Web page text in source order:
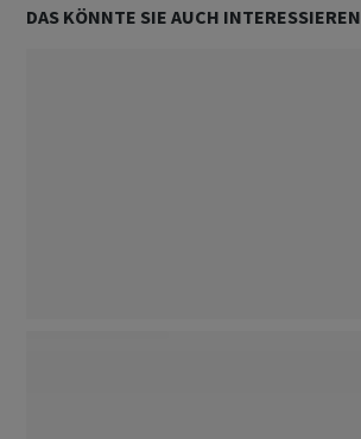
DAS KÖNNTE SIE AUCH INTERESSIEREN